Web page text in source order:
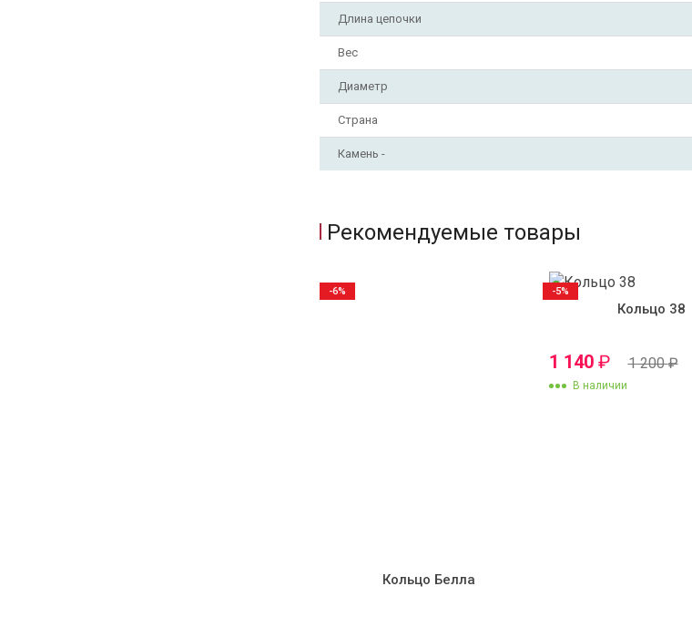
Длина цепочки
Вес
Диаметр
Страна
Камень -
Рекомендуемые товары
Кольцо Белла
-6%
Кольцо 38
1 140 ₽ 1 200₽
В наличии
-5%